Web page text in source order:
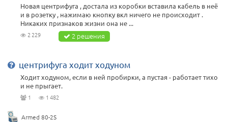
Новая центрифуга , достала из коробки вставила кабель в неё
и в розетку , нажимаю кнопку вкл ничего не происходит .
Никаких признаков жизни она не ...
2 229 2 решения
центрифуга ходит ходуном
Ходит ходуном, если в ней пробирки, а пустая - работает тихо
и не прыгает.
1 1 482
Armed 80-2S